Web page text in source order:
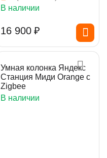
В наличии
16 900 ₽
Умная колонка Яндекс
Станция Миди Orange с
Zigbee
В наличии